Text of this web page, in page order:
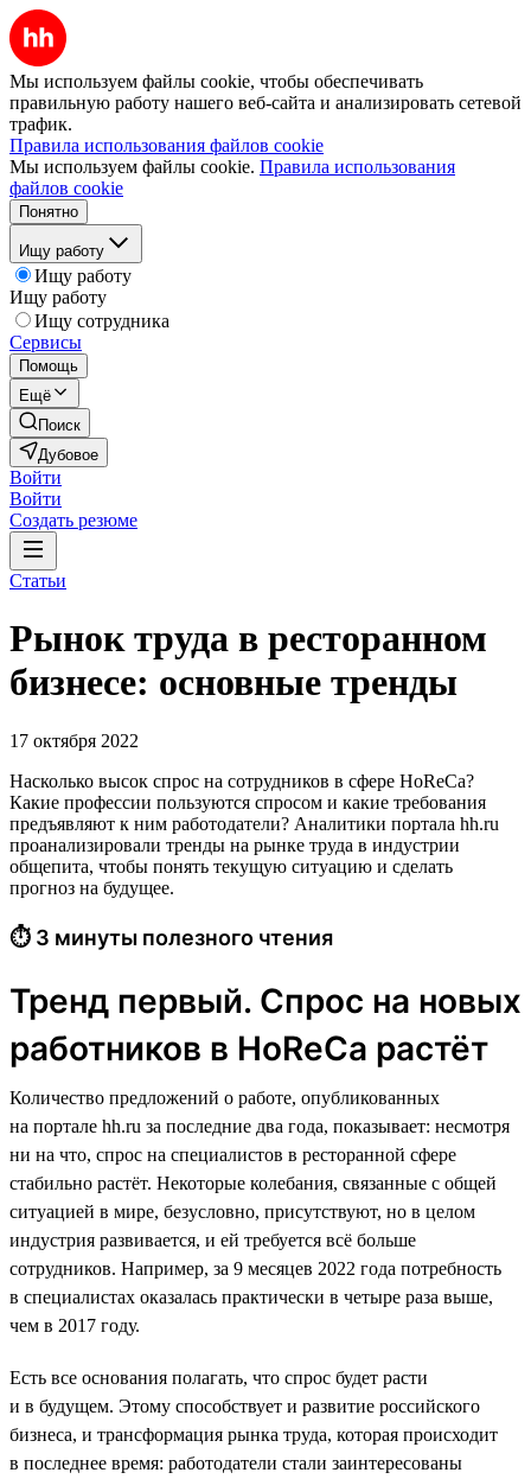
Мы используем файлы cookie, чтобы обеспечивать
правильную работу нашего веб-сайта и анализировать сетевой
трафик.
Правила использования файлов cookie
Мы используем файлы cookie. Правила использования
файлов cookie
Понятно
Ищу работу
Ищу работу
Ищу работу
Ищу сотрудника
Сервисы
Помощь
Ещё
Поиск
Дубовое
Войти
Войти
Создать резюме
Статьи
Рынок труда в ресторанном
бизнесе: основные тренды
17 октября 2022
Насколько высок спрос на сотрудников в сфере HoReCa?
Какие профессии пользуются спросом и какие требования
предъявляют к ним работодатели? Аналитики портала hh.ru
проанализировали тренды на рынке труда в индустрии
общепита, чтобы понять текущую ситуацию и сделать
прогноз на будущее.
⏱ 3 минуты полезного чтения
Тренд первый. Спрос на новых
работников в HoReCa растёт
Количество предложений о работе, опубликованных
на портале hh.ru за последние два года, показывает: несмотря
ни на что, спрос на специалистов в ресторанной сфере
стабильно растёт. Некоторые колебания, связанные с общей
ситуацией в мире, безусловно, присутствуют, но в целом
индустрия развивается, и ей требуется всё больше
сотрудников. Например, за 9 месяцев 2022 года потребность
в специалистах оказалась практически в четыре раза выше,
чем в 2017 году.
Есть все основания полагать, что спрос будет расти
и в будущем. Этому способствует и развитие российского
бизнеса, и трансформация рынка труда, которая происходит
в последнее время: работодатели стали заинтересованы